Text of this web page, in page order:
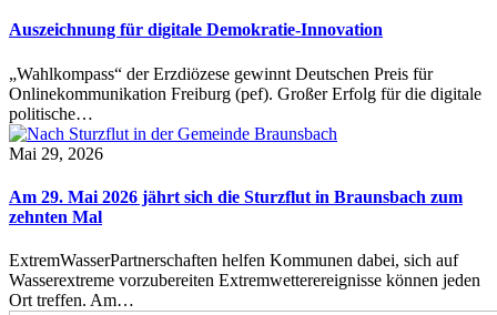
Auszeichnung für digitale Demokratie-Innovation
„Wahlkompass“ der Erzdiözese gewinnt Deutschen Preis für
Onlinekommunikation Freiburg (pef). Großer Erfolg für die digitale
politische…
Mai 29, 2026
Am 29. Mai 2026 jährt sich die Sturzflut in Braunsbach zum
zehnten Mal
ExtremWasserPartnerschaften helfen Kommunen dabei, sich auf
Wasserextreme vorzubereiten Extremwetterereignisse können jeden
Ort treffen. Am…